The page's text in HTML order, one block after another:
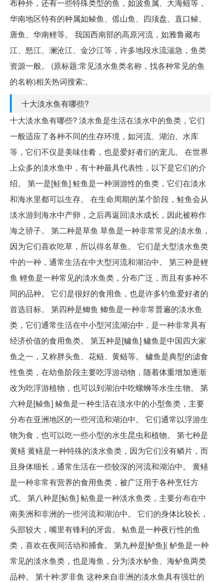
布种外，还有一些特殊类型的鱼，如波鱼属、大海鲢等，
华南地区特有的种属如鲮鱼、傜山鱼、四须盘、直口鲮、
唐鱼、华南鲤等。 我国西南部的高原河流，如雅鲁藏布
江、怒江、澜沧江、金沙江等，许多地段水流湍急，鱼类
资源一般。 (原标题:常见淡水鱼类名称，找各种常见的鱼
的名称)相关热词搜索:。
十大淡水鱼有哪些?
十大淡水鱼有哪些? 淡水鱼是生活在淡水中的鱼类，它们
一般适应了各种不同的生存环境，如河流、湖泊、水库
等，它们不仅是美味佳肴，也是爱好者们的宠儿。 在世界
上众多的淡水鱼中，有十种最具代表性，以下是它们的介
绍。 第一是[鲑鱼] 鲑鱼是一种洄游性的鱼类，它们在淡水
和海水里都可以生存。 在生命周期的某个阶段，鲑鱼会从
淡水游到海水中产卵，之后再返回淡水成长，因此被称作
海之骄子。 第二种是草鱼 草鱼是一种非常常见的淡水鱼，
因为它们喜欢吃草，所以得名草鱼。 它们是大型淡水鱼类
中的一种，通常生活在中大型河流和湖泊中。 第三种是鲤
鱼 鲤鱼是一种常见的淡水鱼类，分布广泛，而且有多种不
同的品种。 它们是很好的食用鱼，也是许多钓鱼爱好者的
首选目标。 第四种是鲫鱼 鲫鱼是一种非常普遍的淡水鱼
类，它们通常生活在中小型河流湖泊中，是一种非常具有
经济价值的食用鱼类。 第五种是[鳙鱼] 鳙鱼是中国四大家
鱼之一，又称胖头鱼、花鲢、黄鲢等。 鳙鱼是典型的滤食
性鱼类，在幼鱼阶段主要吃浮游动物，随着体重增加逐渐
改为吃浮游植物，也可以到湖泊中吃螺蛳等水生生物。 第
六种是[鲮鱼] 鲮鱼是一种生活在淡水中的小型鱼类，主要
分布在亚洲地区的一些河流和湖泊中。 它们通常以浮游生
物为食，也可以吃一些小型的水生昆虫和植物。 第七种是
黄鳝 黄鳝是一种特殊的淡水鱼类，因为它们没有鳞片，而
且身体细长，通常生活在一些较深的河流和湖泊中。 黄鳝
是一种非常有营养的食用鱼类，被广泛用于各种烹饪方
式。 第八种是[鲇鱼] 鲇鱼是一种淡水鱼类，主要分布在中
南美洲和非洲的一些河流和湖泊中。 它们的身体比较长，
头部较大，嘴里有锋利的牙齿。 鲇鱼是一种夜行性的鱼
类，喜欢在夜间活动和捕食。 第九种是[鲈鱼]( 鲈鱼是一种
常见的淡水鱼类，也是海鱼，分为淡水鲈鱼、海鲈鱼两类
品种。 第十种:罗非鱼 这种来自非洲的淡水鱼具有强壮的